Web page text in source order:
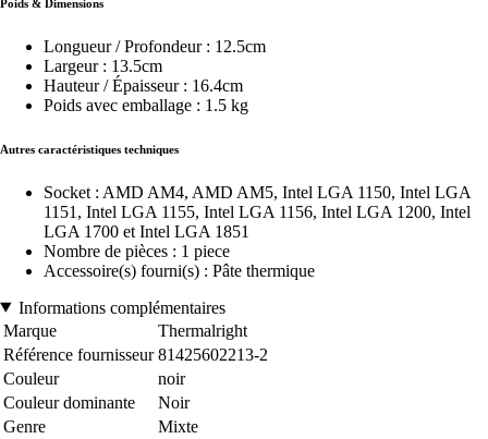
Poids & Dimensions
Longueur / Profondeur : 12.5cm
Largeur : 13.5cm
Hauteur / Épaisseur : 16.4cm
Poids avec emballage : 1.5 kg
Autres caractéristiques techniques
Socket : AMD AM4, AMD AM5, Intel LGA 1150, Intel LGA
1151, Intel LGA 1155, Intel LGA 1156, Intel LGA 1200, Intel
LGA 1700 et Intel LGA 1851
Nombre de pièces : 1 piece
Accessoire(s) fourni(s) : Pâte thermique
Informations complémentaires
Marque
Thermalright
Référence fournisseur 81425602213-2
Couleur
noir
Couleur dominante
Noir
Genre
Mixte